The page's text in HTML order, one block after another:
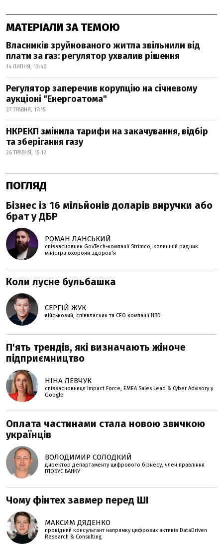
МАТЕРІАЛИ ЗА ТЕМОЮ
Власників зруйнованого житла звільнили від
плати за газ: регулятор ухвалив рішення
14 ЛИПНЯ, 13:40
Регулятор заперечив корупцію на січневому
аукціоні "Енергоатома"
27 ТРАВНЯ, 17:15
НКРЕКП змінила тарифи на закачування, відбір
та зберігання газу
26 ТРАВНЯ, 15:12
ПОГЛЯД
Бізнес із 16 мільйонів доларів виручки або
брат у ДБР
РОМАН ЛАНСЬКИЙ
співзасновник GovTech-компанії Strimco, колишній радник
міністра охорони здоров'я
Коли лусне бульбашка
СЕРГІЙ ЖУК
військовий, співвласник та СЕО компанії HBD
П'ять трендів, які визначають жіноче
підприємництво
НІНА ЛЕВЧУК
співзасновниця Impact Force, EMEA Sales Lead & Cyber Advisory у
Google
Оплата частинами стала новою звичкою
українців
ВОЛОДИМИР СОЛОДКИЙ
директор департаменту цифрового бізнесу, член правління
ГЛОБУС БАНКУ
Чому фінтех завмер перед ШІ
МАКСИМ ДЯДЕНКО
провідний консультант напрямку цифрових активів DataDriven
Research & Consulting